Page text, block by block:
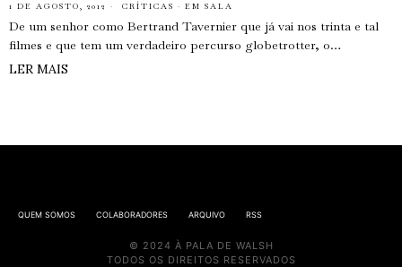
1 DE AGOSTO, 2012 CRÍTICAS · EM SALA
De um senhor como Bertrand Tavernier que já vai nos trinta e tal
filmes e que tem um verdadeiro percurso globetrotter, o…
LER MAIS
QUEM SOMOS COLABORADORES ARQUIVO RSS
© 2024 À PALA DE WALSH
TODOS OS DIREITOS RESERVADOS